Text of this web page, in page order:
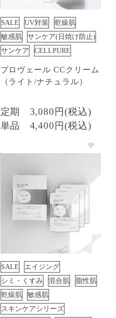
SALE UV対策
乾燥肌
敏感肌
サンケア(日焼け防止)
サンケア
CELLPURE
プロヴェール CCクリーム
（ライト/ナチュラル）
定期
3,080円(税込)
単品
4,400円(税込)
SALE
エイジング
シミ・くすみ
混合肌
脂性肌
乾燥肌
敏感肌
スキンケアシリーズ